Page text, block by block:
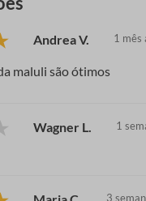
Andrea V. 1 mês
maluli são ótimos
Wagner L. 1
3